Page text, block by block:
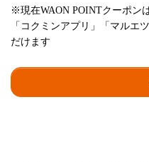
※現在WAON POINTクーポン
「コクミンアプリ」「マルエ
だけます